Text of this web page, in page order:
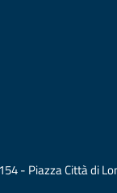
- Piazza Città di